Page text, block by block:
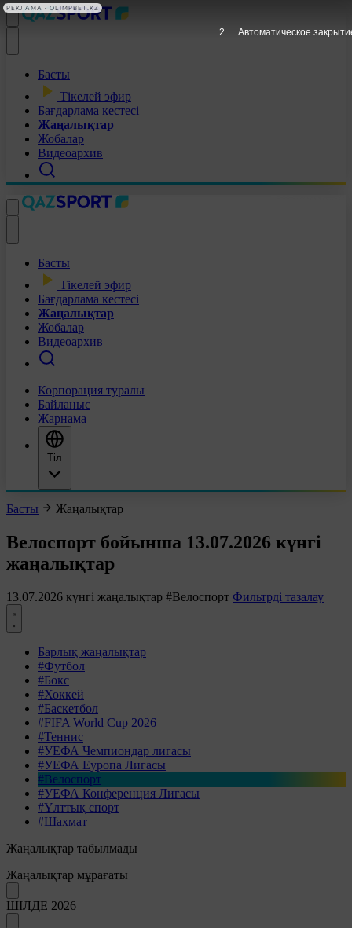
Басты
Тікелей эфир
Бағдарлама кестесі
Жаңалықтар
Жобалар
Видеоархив
Басты
Тікелей эфир
Бағдарлама кестесі
Жаңалықтар
Жобалар
Видеоархив
Корпорация туралы
Байланыс
Жарнама
Тіл
Басты Жаңалықтар
Велоспорт бойынша 13.07.2026 күнгі
жаңалықтар
13.07.2026 күнгі жаңалықтар #Велоспорт Фильтрді тазалау
Барлық жаңалықтар
#Футбол
#Бокс
#Хоккей
#Баскетбол
#FIFA World Cup 2026
#Теннис
#УЕФА Чемпиондар лигасы
#УЕФА Еуропа Лигасы
#Велоспорт
#УЕФА Конференция Лигасы
#Ұлттық спорт
#Шахмат
Жаңалықтар табылмады
Жаңалықтар мұрағаты
ШІЛДЕ 2026
1 Автоматическое
РЕКЛАМА • OLIMPBET.KZ